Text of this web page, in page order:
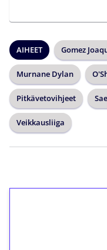
AIHEET Gomez
Murnane Dylan
Pitkävetovihjeet
Veikkausliiga